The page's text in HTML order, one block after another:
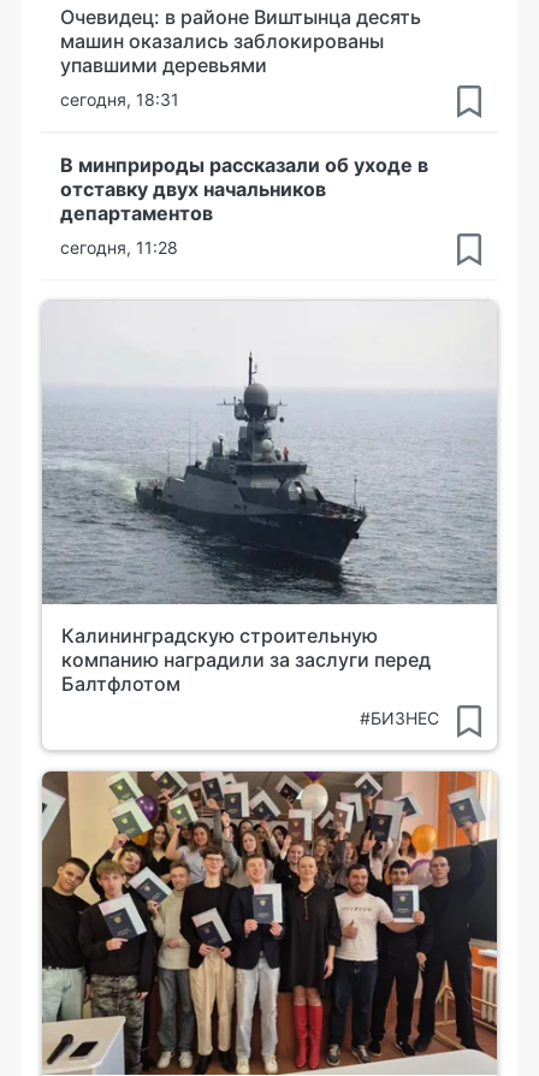
Очевидец: в районе Виштынца десять
машин оказались заблокированы
упавшими деревьями
сегодня, 18:31
В минприроды рассказали об уходе в
отставку двух начальников
департаментов
сегодня, 11:28
Калининградскую строительную
компанию наградили за заслуги перед
Балтфлотом
#БИЗНЕС